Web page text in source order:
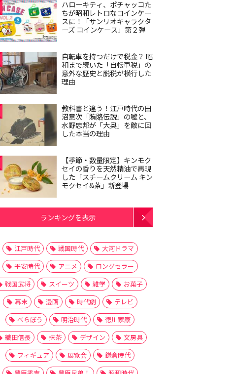
ハローキティ、ポチャッコた
ちが昭和レトロなコインケー
スに！「サンリオキャラクタ
ーズ コインケース」第２弾
自転車を持つだけで税金？ 昭
和まで続いた「自転車税」の
意外な歴史と脱税が横行した
理由
教科書と違う！江戸時代の田
沼意次「賄賂伝説」の嘘と、
水野忠邦が「大奥」を敵に回
した本当の理由
【季節・数量限定】キンモク
セイの香りを天然精油で再現
した「スチームクリーム キン
モクセイ&茶」新登場
ランキングを表示
江戸時代 戦国時代
大河ドラマ
平安時代
アニメ
ロングセラー
戦国武将
スイーツ 雑学
お菓子
幕末
漫画 時代劇
テレビ
べらぼう
明治時代
徳川家康
織田信長
抹茶 デザイン
文房具
フィギュア
展覧会
鎌倉時代